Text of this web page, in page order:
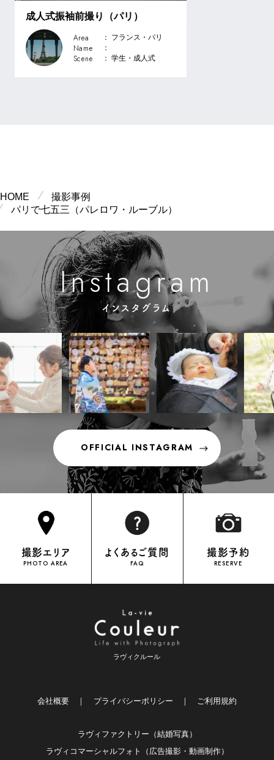
成人式振袖前撮り（パリ）
Area ： フランス・パリ
Name ：
Scene ： 学生・成⼈式
HOME
撮影事例
パリで七五三（パレロワ・ルーブル）
Instagram
インスタグラム
OFFICIAL INSTAGRAM
OFFICIAL INSTAGRAM
撮影エリア
PHOTO AREA
よくあるご質問
FAQ
撮影予約
RESERVE
ラヴィクルール
会社概要 ｜ プライバシーポリシー ｜ ご利用規約
ラヴィファクトリー（結婚写真）
ラヴィコマーシャルフォト（広告撮影・動画制作）